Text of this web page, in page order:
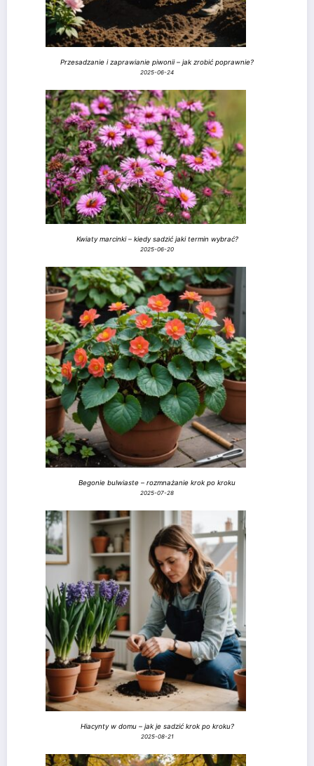
Przesadzanie i zaprawianie piwonii – jak zrobić poprawnie?
2025-06-24
Kwiaty marcinki – kiedy sadzić jaki termin wybrać?
2025-06-20
Begonie bulwiaste – rozmnażanie krok po kroku
2025-07-28
Hiacynty w domu – jak je sadzić krok po kroku?
2025-08-21